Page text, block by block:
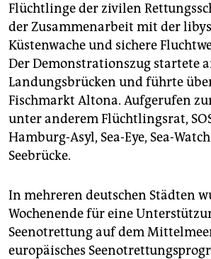
nord
wahrheit
verlag
verlag
veranstaltungen
shop
fragen & hilfe
unterstützen
abo
Flüchtlinge der zivilen
der Zusammenarbeit mit der
Küstenwache und sichere
Der Demonstrationszug startete
Landungsbrücken und führte
Fischmarkt Altona. Aufgerufen
unter anderem Flüchtlingsrat,
Hamburg-Asyl, Sea-Eye, Sea-
Seebrücke.
In mehreren deutschen Städten
Wochenende für eine
Seenotrettung auf dem
europäisches